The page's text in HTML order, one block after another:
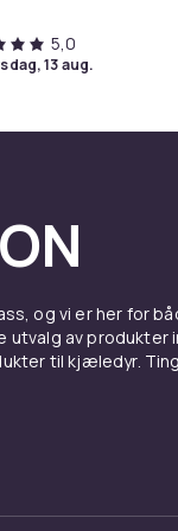
5,0
13 aug.
og vi er her for
av produkter
til kjæledyr.